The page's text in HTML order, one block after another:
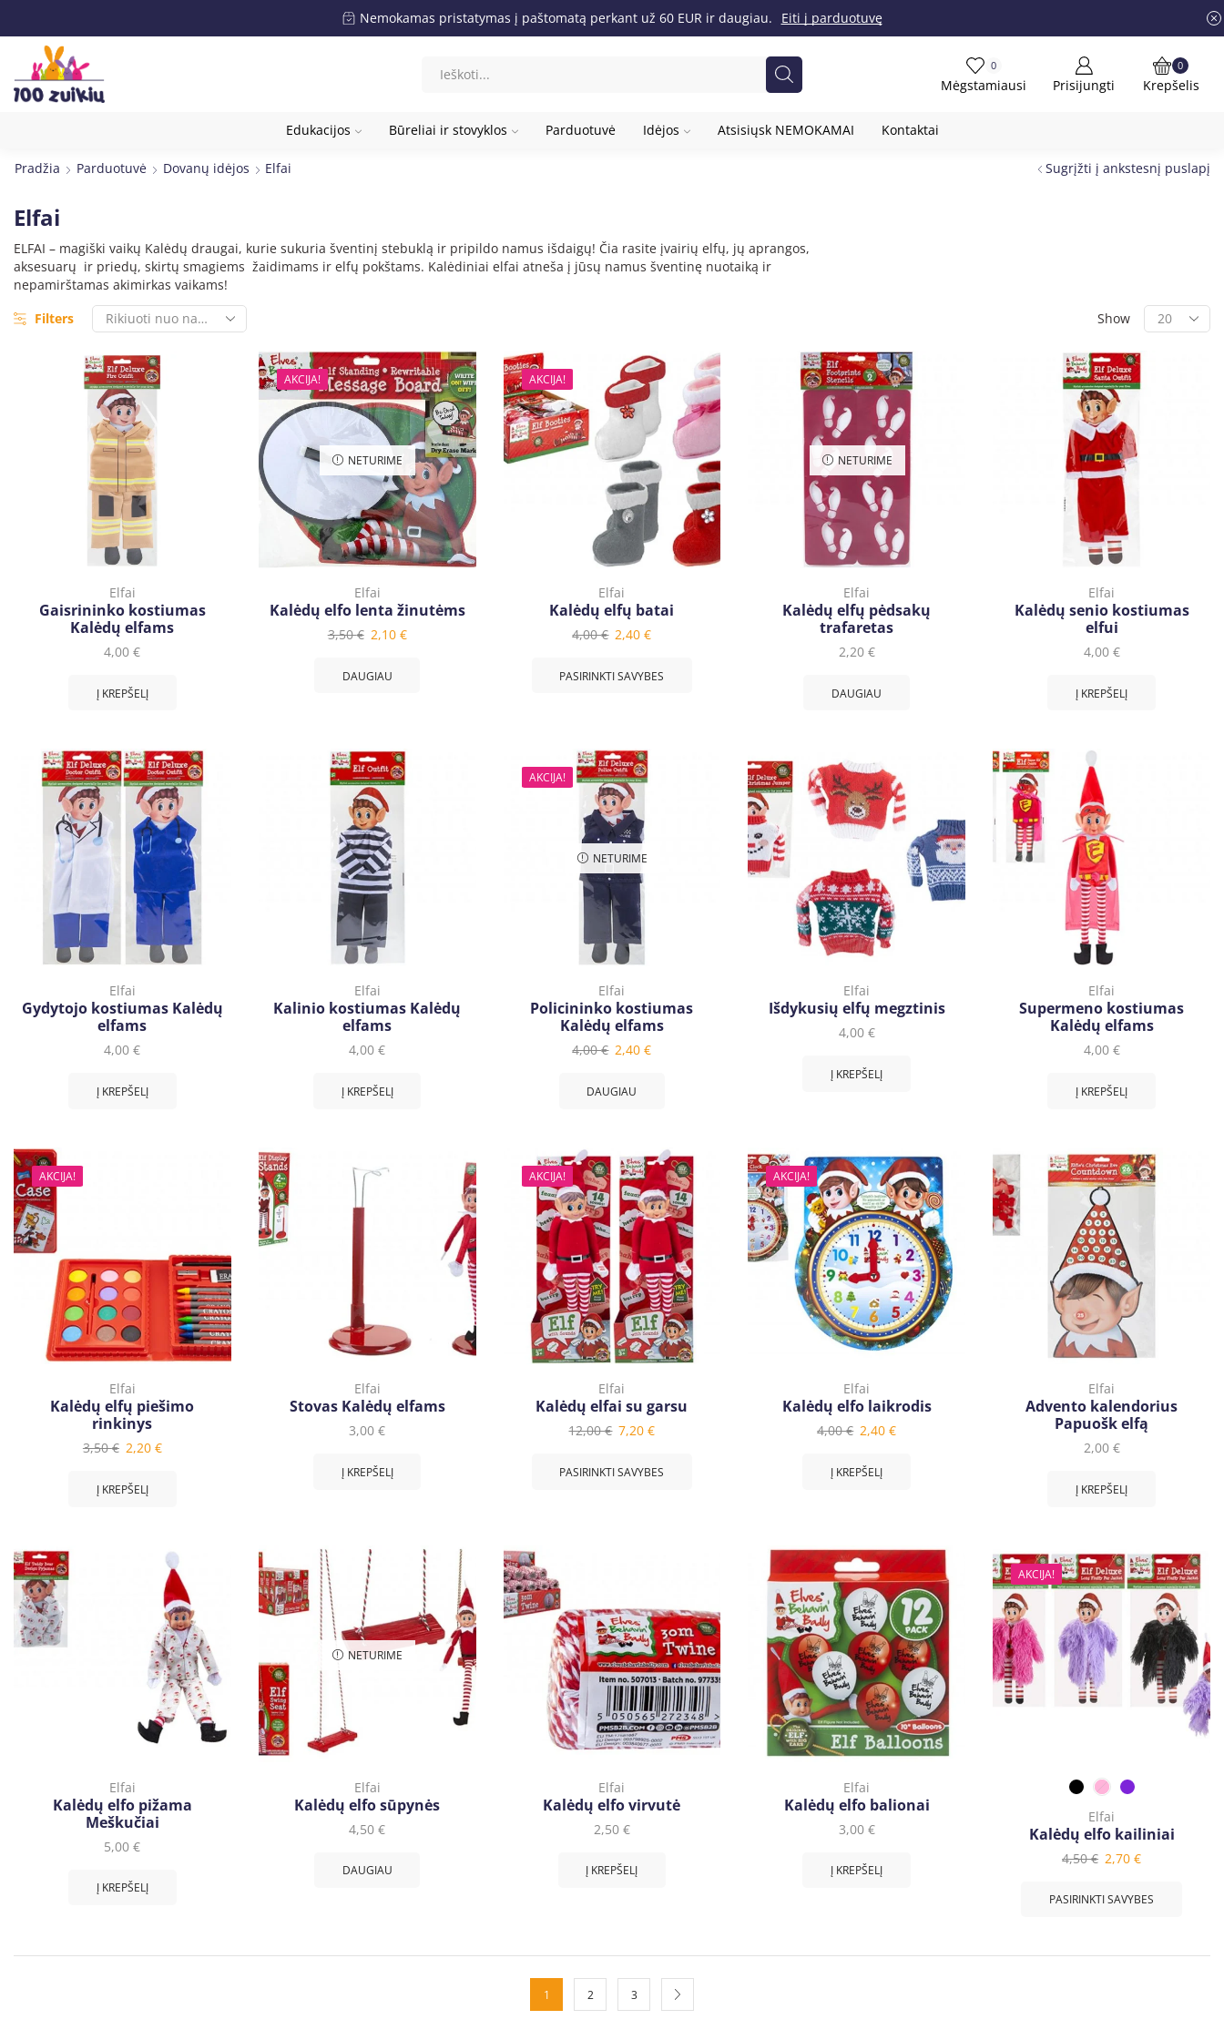
Nemokamas pristatymas į paštomatą perkant už 60 EUR ir daugiau. Eiti į parduotuvę
0
Mėgstamiausi Prisijungti
0
Krepšelis
Edukacijos Būreliai ir stovyklos Parduotuvė Idėjos Atsisiųsk NEMOKAMAI Kontaktai
Pradžia Parduotuvė Dovanų idėjos Elfai Sugrįžti į ankstesnį puslapį
Elfai
ELFAI – magiški vaikų Kalėdų draugai, kurie sukuria šventinį stebuklą ir pripildo namus išdaigų! Čia rasite įvairių elfų, jų aprangos,
aksesuarų ir priedų, skirtų smagiems žaidimams ir elfų pokštams. Kalėdiniai elfai atneša į jūsų namus šventinę nuotaiką ir
nepamirštamas akimirkas vaikams!
Filters
Show
Elfai
Gaisrininko kostiumas
Kalėdų elfams
4,00€
Į KREPŠELĮ
AKCIJA!
NETURIME
Elfai
Kalėdų elfo lenta žinutėms
3,50€ 2,10 €
DAUGIAU
AKCIJA!
Elfai
Kalėdų elfų batai
4,00€ 2,40€
PASIRINKTI SAVYBES
NETURIME
Elfai
Kalėdų elfų pėdsakų
trafaretas
2,20 €
DAUGIAU
Elfai
Kalėdų senio kostiumas
elfui
4,00 €
Į KREPŠELĮ
Elfai
Gydytojo kostiumas Kalėdų
elfams
4,00€
Į KREPŠELĮ
Elfai
Kalinio kostiumas Kalėdų
elfams
4,00€
Į KREPŠELĮ
AKCIJA!
NETURIME
Elfai
Policininko kostiumas
Kalėdų elfams
4,00€ 2,40€
DAUGIAU
Elfai
Išdykusių elfų megztinis
4,00 €
Į KREPŠELĮ
Elfai
Supermeno kostiumas
Kalėdų elfams
4,00 €
Į KREPŠELĮ
AKCIJA!
Elfai
Kalėdų elfų piešimo
rinkinys
3,50€ 2,20 €
Į KREPŠELĮ
Elfai
Stovas Kalėdų elfams
3,00€
Į KREPŠELĮ
AKCIJA!
Elfai
Kalėdų elfai su garsu
12,00€ 7,20€
PASIRINKTI SAVYBES
AKCIJA!
Elfai
Kalėdų elfo laikrodis
4,00€ 2,40€
Į KREPŠELĮ
Elfai
Advento kalendorius
Papuošk elfą
2,00 €
Į KREPŠELĮ
Elfai
Kalėdų elfo pižama
Meškučiai
5,00€
Į KREPŠELĮ
NETURIME
Elfai
Kalėdų elfo sūpynės
4,50€
DAUGIAU
Elfai
Kalėdų elfo virvutė
2,50 €
Į KREPŠELĮ
Elfai
Kalėdų elfo balionai
3,00 €
Į KREPŠELĮ
AKCIJA!
Elfai
Kalėdų elfo kailiniai
4,50€ 2,70€
PASIRINKTI SAVYBES
1 2 3